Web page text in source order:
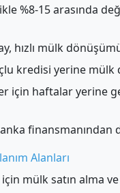
%8-15 arasında
hızlı mülk
kredisi yerine mülk
için haftalar yerine
finansmanından
Alanları
için mülk satın alma